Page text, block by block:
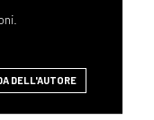
DELL'AUTORE